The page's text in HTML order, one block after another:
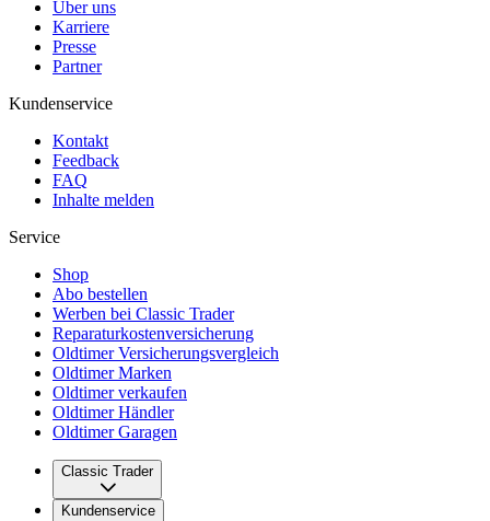
Über uns
Karriere
Presse
Partner
Kundenservice
Kontakt
Feedback
FAQ
Inhalte melden
Service
Shop
Abo bestellen
Werben bei Classic Trader
Reparaturkostenversicherung
Oldtimer Versicherungsvergleich
Oldtimer Marken
Oldtimer verkaufen
Oldtimer Händler
Oldtimer Garagen
Classic Trader
Über uns
Kundenservice